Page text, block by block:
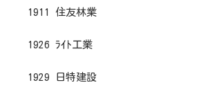
1911 住友林業
1926 ﾗｲﾄ工業
1929 日特建設